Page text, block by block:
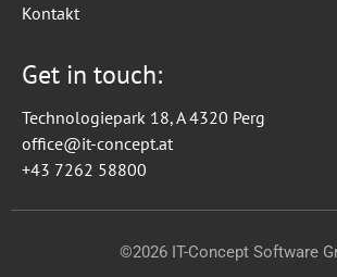
Kontakt
Get in touch:
Technologiepark 18, A 4320 Perg
office@it-concept.at
+43 7262 58800
©2026 IT-Concept Software